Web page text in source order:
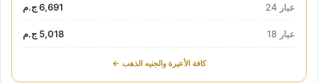
عيار 24 6,691 ج.م
عيار 18 5,018 ج.م
كافة الأعيرة والجنيه الذهب ←